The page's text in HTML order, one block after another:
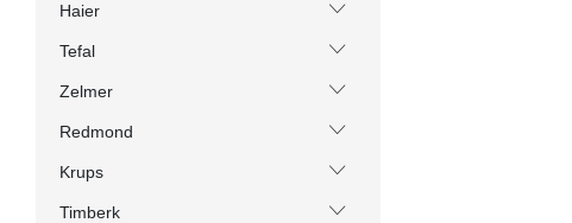
Haier
Tefal
Zelmer
Redmond
Krups
Timberk